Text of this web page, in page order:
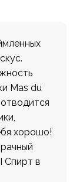
Mas du
хорошо!
Спирт в